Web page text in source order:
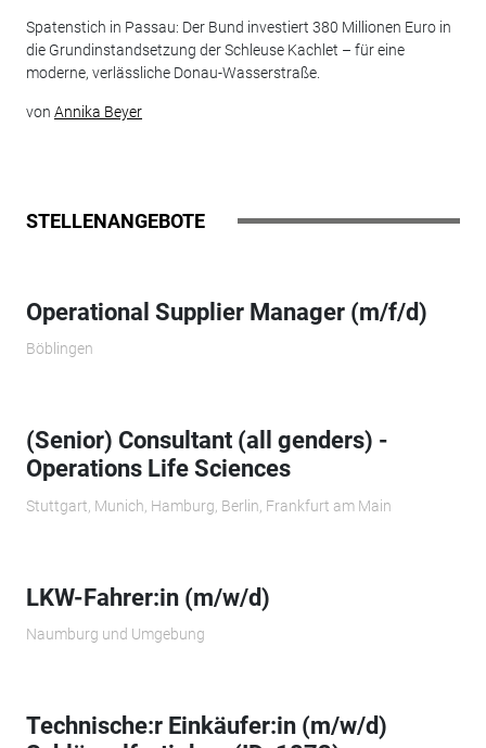
Spatenstich in Passau: Der Bund investiert 380 Millionen Euro in
die Grundinstandsetzung der Schleuse Kachlet – für eine
moderne, verlässliche Donau-Wasserstraße.
von Annika Beyer
STELLENANGEBOTE
Operational Supplier Manager (m/f/d)
Böblingen
(Senior) Consultant (all genders) -
Operations Life Sciences
Stuttgart, Munich, Hamburg, Berlin, Frankfurt am Main
LKW-Fahrer:in (m/w/d)
Naumburg und Umgebung
Technische:r Einkäufer:in (m/w/d)